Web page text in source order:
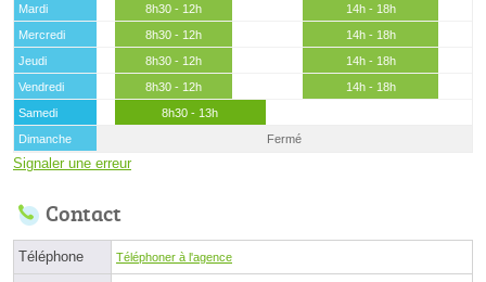
Mardi
8h30 - 12h
14h - 18h
Mercredi
8h30 - 12h
14h - 18h
Jeudi
8h30 - 12h
14h - 18h
Vendredi
8h30 - 12h
14h - 18h
Samedi
8h30 - 13h
Dimanche
Fermé
Signaler une erreur
Contact
Téléphone Téléphoner à l'agence